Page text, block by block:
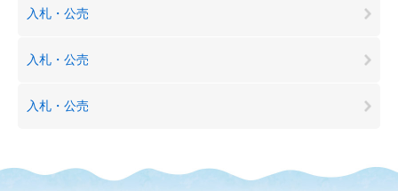
入札・公売
入札・公売
入札・公売